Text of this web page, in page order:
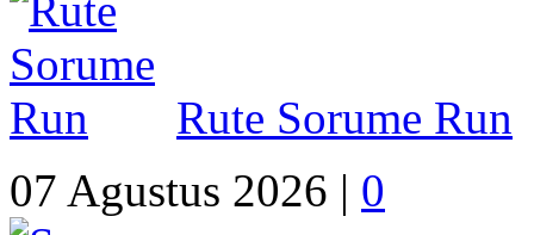
Rute Sorume Run
07 Agustus 2026 | 0